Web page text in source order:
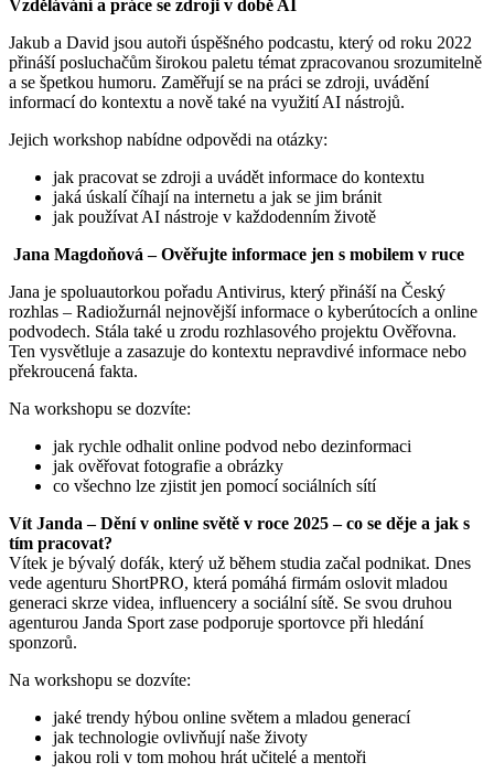
Vzdělávání a práce se zdroji v době AI
Jakub a David jsou autoři úspěšného podcastu, který od roku 2022
přináší posluchačům širokou paletu témat zpracovanou srozumitelně
a se špetkou humoru. Zaměřují se na práci se zdroji, uvádění
informací do kontextu a nově také na využití AI nástrojů.
Jejich workshop nabídne odpovědi na otázky:
jak pracovat se zdroji a uvádět informace do kontextu
jaká úskalí číhají na internetu a jak se jim bránit
jak používat AI nástroje v každodenním životě
Jana Magdoňová – Ověřujte informace jen s mobilem v ruce
Jana je spoluautorkou pořadu Antivirus, který přináší na Český
rozhlas – Radiožurnál nejnovější informace o kyberútocích a online
podvodech. Stála také u zrodu rozhlasového projektu Ověřovna.
Ten vysvětluje a zasazuje do kontextu nepravdivé informace nebo
překroucená fakta.
Na workshopu se dozvíte:
jak rychle odhalit online podvod nebo dezinformaci
jak ověřovat fotografie a obrázky
co všechno lze zjistit jen pomocí sociálních sítí
Vít Janda – Dění v online světě v roce 2025 – co se děje a jak s
tím pracovat?
Vítek je bývalý dofák, který už během studia začal podnikat. Dnes
vede agenturu ShortPRO, která pomáhá firmám oslovit mladou
generaci skrze videa, influencery a sociální sítě. Se svou druhou
agenturou Janda Sport zase podporuje sportovce při hledání
sponzorů.
Na workshopu se dozvíte:
jaké trendy hýbou online světem a mladou generací
jak technologie ovlivňují naše životy
jakou roli v tom mohou hrát učitelé a mentoři